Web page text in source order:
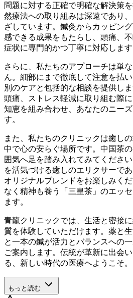
問題に対する正確で明確な解決策
然療法への取り組みは深遠であり
ざしています。鍼灸からカッピン
感できる成果をもたらし、頭痛、
症状に専門的かつ丁寧に対応します
さらに、私たちのアプローチは単
ん。細部にまで徹底して注意を払
別のケアと包括的な相談を提供し
頭痛、ストレス軽減に取り組む際
知恵を組み合わせ、あなたのニー
す。
また、私たちのクリニックは癒し
中で心の安らぐ場所です。中国茶
囲気へ足を踏み入れてみてくださ
を活気づける癒しのエリクサーで
オリジナルブレンドをお楽しみく
なく精神も養う「三皇茶」のエッ
ます。
青龍クリニックでは、生活と密接
質を体験していただけます。薬と
と一本の鍼が活力とバランスへの
ご案内します。伝統が革新に出会
る、新しい時代の医療へようこそ。
もっと読む